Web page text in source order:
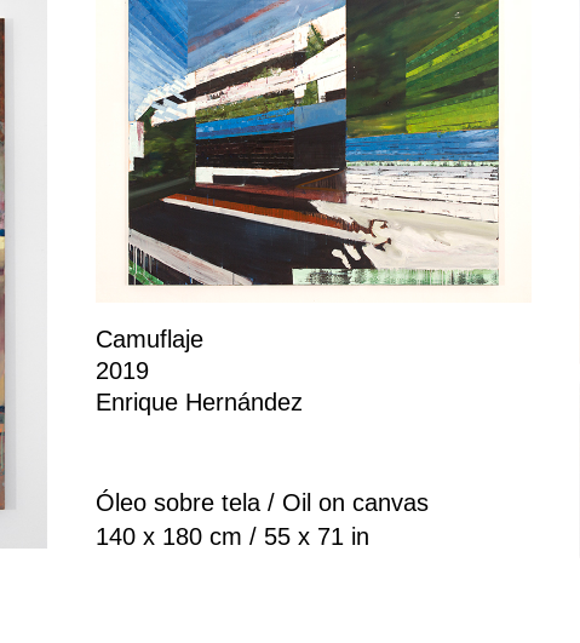
Camuflaje
2019
Enrique Hernández
Óleo sobre tela / Oil on canvas
140 x 180 cm / 55 x 71 in